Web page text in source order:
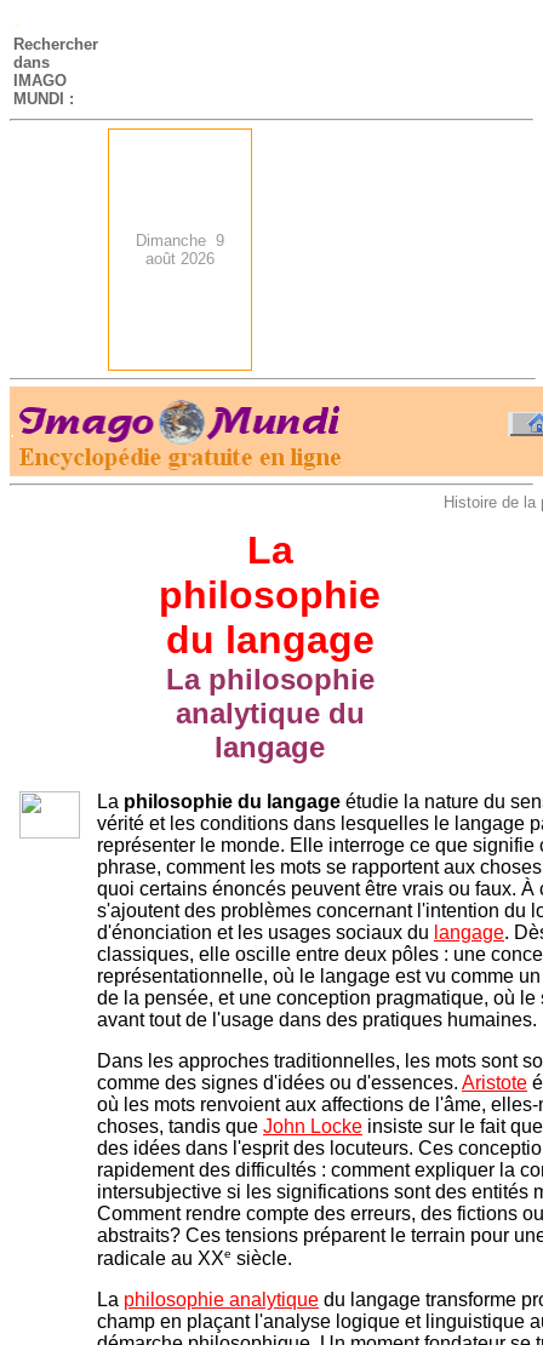
-
Rechercher
dans
IMAGO
MUNDI :
Dimanche 9
août 2026
.
Histoire de la
La
philosophie
du langage
La philosophie
analytique du
langage
La philosophie du langage étudie la nature du
vérité et les conditions dans lesquelles le langage
représenter le monde. Elle interroge ce que signifie
phrase, comment les mots se rapportent aux
quoi certains énoncés peuvent être vrais ou faux. À
s'ajoutent des problèmes concernant l'intention du
d'énonciation et les usages sociaux du langage.
classiques, elle oscille entre deux pôles : une
représentationnelle, où le langage est vu comme
de la pensée, et une conception pragmatique, où le
avant tout de l'usage dans des pratiques humaines.
Dans les approches traditionnelles, les mots sont
comme des signes d'idées ou d'essences. Aristote
où les mots renvoient aux affections de l'âme,
choses, tandis que John Locke insiste sur le fait
des idées dans l'esprit des locuteurs. Ces
rapidement des difficultés : comment expliquer la
intersubjective si les significations sont des entités
Comment rendre compte des erreurs, des fictions
abstraits? Ces tensions préparent le terrain pour
radicale au XXe siècle.
La philosophie analytique du langage transforme
champ en plaçant l'analyse logique et linguistique